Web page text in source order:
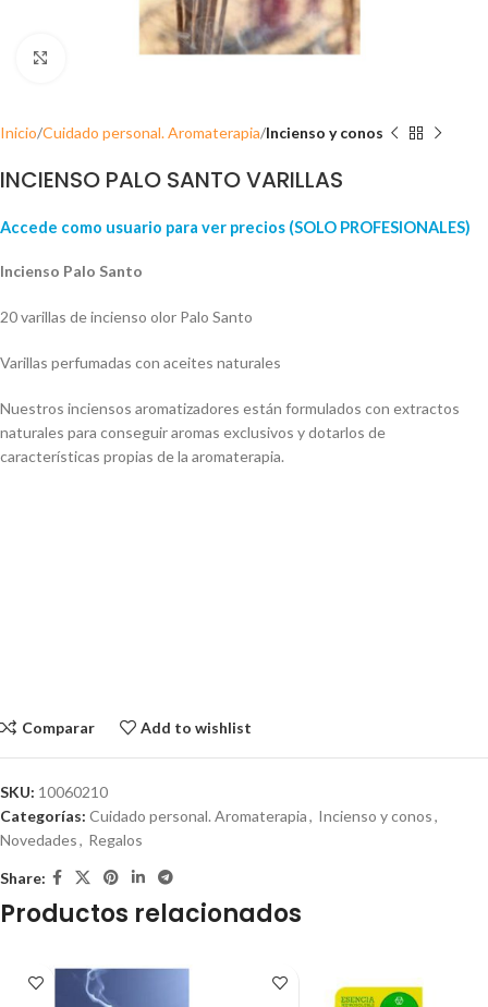
Click para ampliar
Inicio Cuidado personal. Aromaterapia Incienso y conos
INCIENSO PALO SANTO VARILLAS
Accede como usuario para ver precios (SOLO PROFESIONALES)
Incienso Palo Santo
20 varillas de incienso olor Palo Santo
Varillas perfumadas con aceites naturales
Nuestros inciensos aromatizadores están formulados con extractos
naturales para conseguir aromas exclusivos y dotarlos de
características propias de la aromaterapia.
Comparar Add to wishlist
SKU: 10060210
Categorías: Cuidado personal. Aromaterapia, Incienso y conos,
Novedades, Regalos
Share:
Productos relacionados